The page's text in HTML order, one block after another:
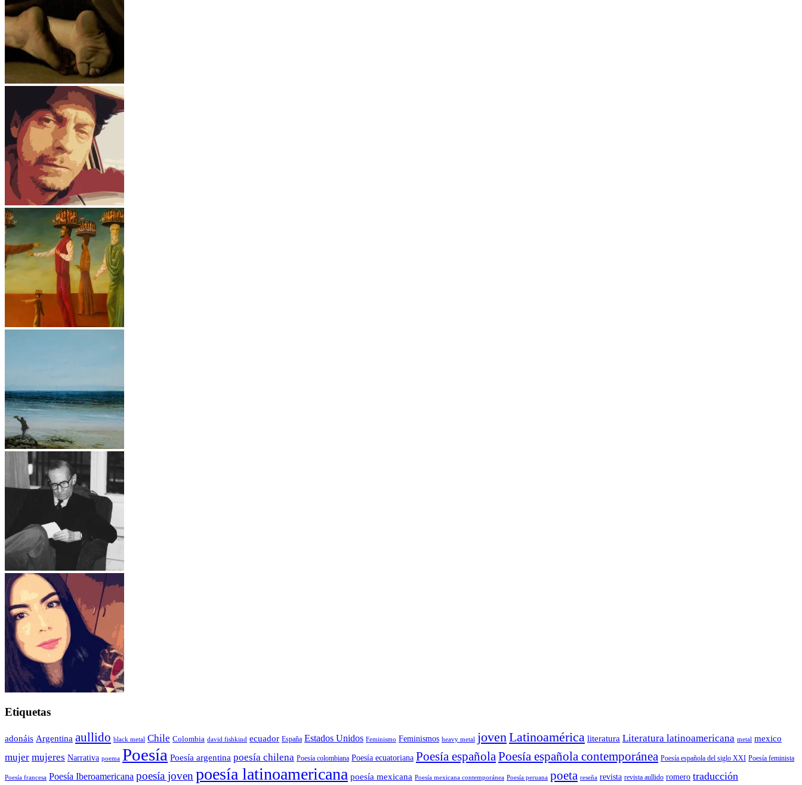
Etiquetas
adonáis Argentina aullido black metal Chile Colombia david fishkind ecuador España Estados Unidos Feminismo Feminismos heavy metal jovenLatinoamérica literatura Literatura latinoamericana metal mexico
mujer mujeres Narrativa poema Poesía Poesía argentina poesía chilena Poesía colombiana Poesía ecuatoriana Poesía española Poesía española contemporánea Poesía española del siglo XXI Poesía feminista
Poesía francesa Poesía Iberoamericana poesía joven poesía latinoamericana poesía mexicana Poesía mexicana contemporánea Poesía peruana poeta reseña revista revista aullido romero traducción